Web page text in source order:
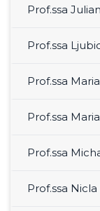
Prof.ssa
Prof.ssa
Prof.ssa
Prof.ssa
Prof.ssa
Prof.ssa